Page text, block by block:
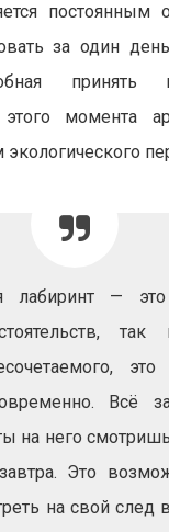
постоянным
за один
принять
момента
— это
так
Всё
на него
Это
на свой след